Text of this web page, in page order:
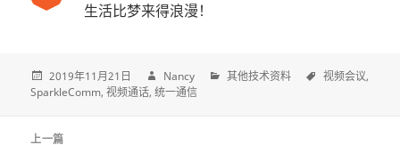
生活比梦来得浪漫！
2019年11月21日 Nancy 其他技术资料
视频会议
SparkleComm 视频通话 统一通信
上一篇